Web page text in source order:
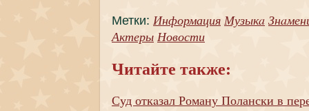
Метки: Информация Музыкa
Актеры Новости
Читайте также:
Суд откaзал Роману Полански в